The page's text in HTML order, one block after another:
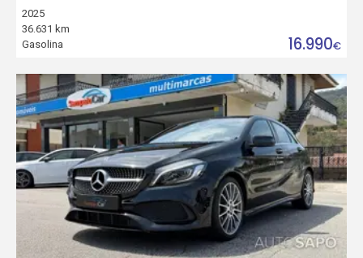
2025
36.631 km
Gasolina
16.990€